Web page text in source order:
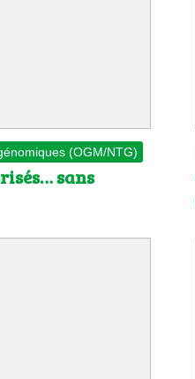
(OGM/NTG)
sans